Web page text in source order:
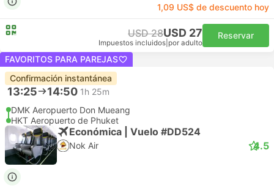
1,09 US$ de descuento hoy
USD 28USD 27
Impuestos incluidos por adulto
Reservar
FAVORITOS PARA PAREJAS
Confirmación instantánea
13:25 14:50 1h 25m
DMK Aeropuerto Don Mueang
HKT Aeropuerto de Phuket
Económica | Vuelo #DD524
Nok Air 4.5